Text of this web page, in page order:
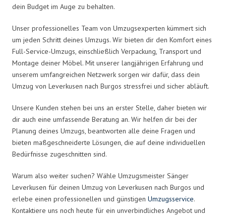
dein Budget im Auge zu behalten.
Unser professionelles Team von Umzugsexperten kümmert sich
um jeden Schritt deines Umzugs. Wir bieten dir den Komfort eines
Full-Service-Umzugs, einschließlich Verpackung, Transport und
Montage deiner Möbel. Mit unserer langjährigen Erfahrung und
unserem umfangreichen Netzwerk sorgen wir dafür, dass dein
Umzug von Leverkusen nach Burgos stressfrei und sicher abläuft.
Unsere Kunden stehen bei uns an erster Stelle, daher bieten wir
dir auch eine umfassende Beratung an. Wir helfen dir bei der
Planung deines Umzugs, beantworten alle deine Fragen und
bieten maßgeschneiderte Lösungen, die auf deine individuellen
Bedürfnisse zugeschnitten sind.
Warum also weiter suchen? Wähle Umzugsmeister Sänger
Leverkusen für deinen Umzug von Leverkusen nach Burgos und
erlebe einen professionellen und günstigen Umzugsservice.
Kontaktiere uns noch heute für ein unverbindliches Angebot und